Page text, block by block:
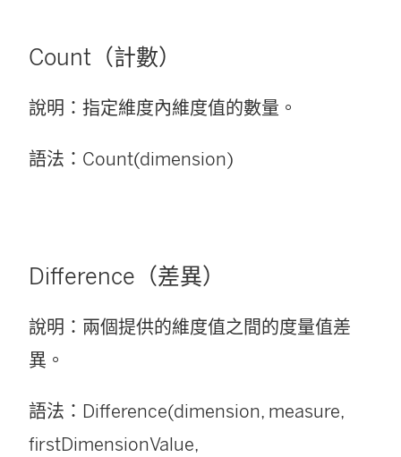
Count（計數）
說明：指定維度內維度值的數量。
語法：Count(dimension)
Difference（差異）
說明：兩個提供的維度值之間的度量值差
異。
語法：Difference(dimension, measure,
firstDimensionValue,